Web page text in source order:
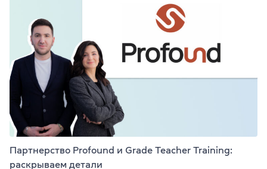
Партнерство Profound и Grade Teacher Training:
раскрываем детали